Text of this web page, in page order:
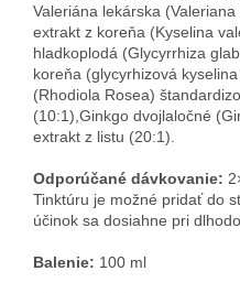
Valeriána lekárska
extrakt z koreňa (Kyselina
hladkoplodá (Glycyrrhiza
koreňa (glycyrhizová
(Rhodiola Rosea)
(10:1),Ginkgo dvojlaločné
extrakt z listu (20:1).
Odporúčané dávkovanie:
Tinktúru je možné pridať do
účinok sa dosiahne pri
Balenie: 100 ml